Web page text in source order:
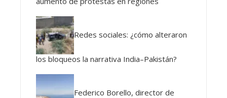
Redes sociales: ¿cómo alteraron
los bloqueos la narrativa India–Pakistán?
Federico Borello, director de